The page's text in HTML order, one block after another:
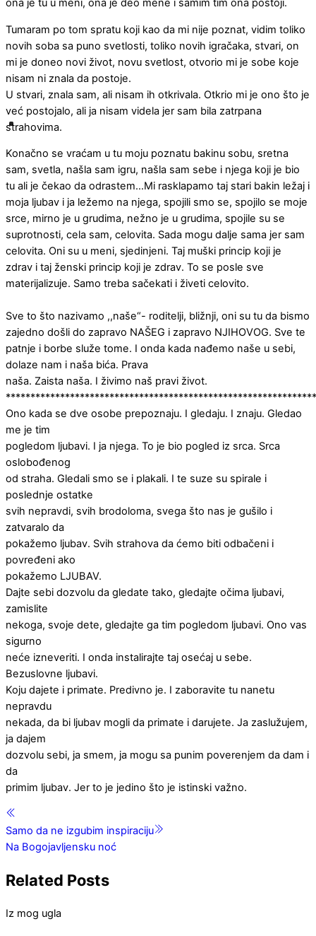
ona je tu u meni, ona je deo mene i samim tim ona postoji.
Tumaram po tom spratu koji kao da mi nije poznat, vidim toliko
novih soba sa puno svetlosti, toliko novih igračaka, stvari, on
mi je doneo novi život, novu svetlost, otvorio mi je sobe koje
nisam ni znala da postoje.
U stvari, znala sam, ali nisam ih otkrivala. Otkrio mi je ono što je
već postojalo, ali ja nisam videla jer sam bila zatrpana
strahovima.
Konačno se vraćam u tu moju poznatu bakinu sobu, sretna
sam, svetla, našla sam igru, našla sam sebe i njega koji je bio
tu ali je čekao da odrastem…Mi rasklapamo taj stari bakin ležaj i
moja ljubav i ja ležemo na njega, spojili smo se, spojilo se moje
srce, mirno je u grudima, nežno je u grudima, spojile su se
suprotnosti, cela sam, celovita. Sada mogu dalje sama jer sam
celovita. Oni su u meni, sjedinjeni. Taj muški princip koji je
zdrav i taj ženski princip koji je zdrav. To se posle sve
materijalizuje. Samo treba sačekati i živeti celovito.
Sve to što nazivamo ,,naše“- roditelji, bližnji, oni su tu da bismo
zajedno došli do zapravo NAŠEG i zapravo NJIHOVOG. Sve te
patnje i borbe služe tome. I onda kada nađemo naše u sebi,
dolaze nam i naša bića. Prava
naša. Zaista naša. I živimo naš pravi život.
Ono kada se dve osobe prepoznaju. I gledaju. I znaju. Gledao
me je tim
pogledom ljubavi. I ja njega. To je bio pogled iz srca. Srca
oslobođenog
od straha. Gledali smo se i plakali. I te suze su spirale i
poslednje ostatke
svih nepravdi, svih brodoloma, svega što nas je gušilo i
zatvaralo da
pokažemo ljubav. Svih strahova da ćemo biti odbačeni i
povređeni ako
pokažemo LJUBAV.
Dajte sebi dozvolu da gledate tako, gledajte očima ljubavi,
zamislite
nekoga, svoje dete, gledajte ga tim pogledom ljubavi. Ono vas
sigurno
neće izneveriti. I onda instalirajte taj osećaj u sebe.
Bezuslovne ljubavi.
Koju dajete i primate. Predivno je. I zaboravite tu nanetu
nepravdu
nekada, da bi ljubav mogli da primate i darujete. Ja zaslužujem,
ja dajem
dozvolu sebi, ja smem, ja mogu sa punim poverenjem da dam i
da
primim ljubav. Jer to je jedino što je istinski važno.
Samo da ne izgubim inspiraciju
Na Bogojavljensku noć
Related Posts
Iz mog ugla